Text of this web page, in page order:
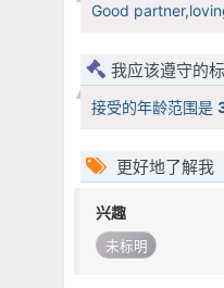
Good
我应该遵守的
接受的年龄范围是
更好地了解我
兴趣
未标明